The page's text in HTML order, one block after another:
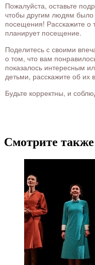
Пожалуйста, оставьте
чтобы другим людям
посещения! Расскажите о
планирует посещение.
Поделитесь с своими
о том, что вам
показалось интересным
детьми, расскажите об их
Будьте корректны, и
Смотрите